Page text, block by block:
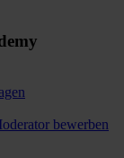
bewerben